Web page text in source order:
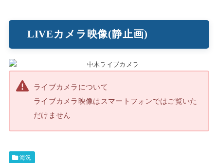
LIVEカメラ映像(静止画)
ライブカメラについて
ライブカメラ映像はスマートフォンではご覧いた
だけません
海況